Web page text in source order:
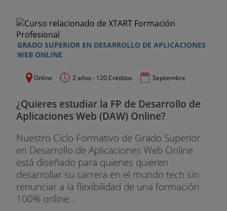
GRADO SUPERIOR EN DESARROLLO DE APLICACIONES
WEB ONLINE
Online 2 años - 120 Créditos Septiembre
¿Quieres estudiar la FP de Desarrollo de
Aplicaciones Web (DAW) Online?
Nuestro Ciclo Formativo de Grado Superior
en Desarrollo de Aplicaciones Web Online
está diseñado para quienes quieren
desarrollar su carrera en el mundo tech sin
renunciar a la flexibilidad de una formación
100% online...